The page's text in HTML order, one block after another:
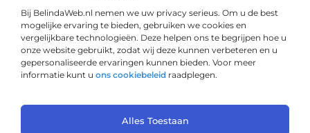
Bij BelindaWeb.nl nemen we uw privacy serieus. Om u de best
mogelijke ervaring te bieden, gebruiken we cookies en
vergelijkbare technologieën. Deze helpen ons te begrijpen hoe u
onze website gebruikt, zodat wij deze kunnen verbeteren en u
gepersonaliseerde ervaringen kunnen bieden. Voor meer
informatie kunt u ons cookiebeleid raadplegen.
Alles Toestaan
Bericht categorie
Onze informatie